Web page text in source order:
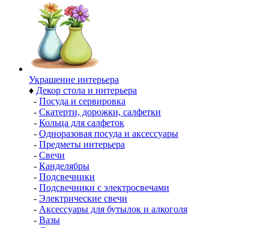
Украшение интерьера
♦ Декор стола и интерьера
- Посуда и сервировка
- Скатерти, дорожки, салфетки
- Кольца для салфеток
- Одноразовая посуда и аксессуары
- Предметы интерьера
- Свечи
- Канделябры
- Подсвечники
- Подсвечники с электросвечами
- Электрические свечи
- Аксессуары для бутылок и алкоголя
- Вазы